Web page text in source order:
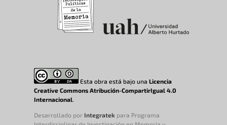
Esta obra está bajo unaLicencia
Creative Commons Atribución-CompartirIgual 4.0
Internacional.
Desarrollado por Integratek para Programa